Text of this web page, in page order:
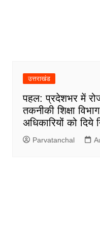
उत्तराखंड
पहल: प्रदेशभर में
तकनीकी शिक्षा
अधिकारियों को दिये
Parvatanchal